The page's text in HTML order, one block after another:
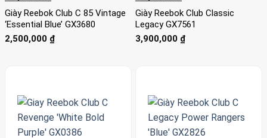
Giày Reebok Club C 85 Vintage
‘Essential Blue’ GX3680
2,500,000 ₫
Giày Reebok Club Classic
Legacy GX7561
3,900,000 ₫